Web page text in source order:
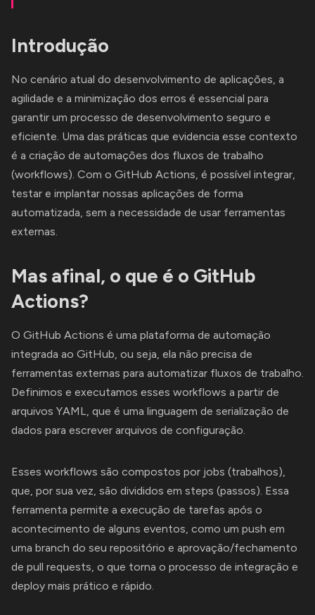
Introdução
No cenário atual do desenvolvimento de aplicações, a
agilidade e a minimização dos erros é essencial para
garantir um processo de desenvolvimento seguro e
eficiente. Uma das práticas que evidencia esse contexto
é a criação de automações dos fluxos de trabalho
(workflows). Com o GitHub Actions, é possível integrar,
testar e implantar nossas aplicações de forma
automatizada, sem a necessidade de usar ferramentas
externas.
Mas afinal, o que é o GitHub
Actions?
O GitHub Actions é uma plataforma de automação
integrada ao GitHub, ou seja, ela não precisa de
ferramentas externas para automatizar fluxos de trabalho.
Definimos e executamos esses workflows a partir de
arquivos YAML, que é uma linguagem de serialização de
dados para escrever arquivos de configuração.
Esses workflows são compostos por jobs (trabalhos),
que, por sua vez, são divididos em steps (passos). Essa
ferramenta permite a execução de tarefas após o
acontecimento de alguns eventos, como um push em
uma branch do seu repositório e aprovação/fechamento
de pull requests, o que torna o processo de integração e
deploy mais prático e rápido.